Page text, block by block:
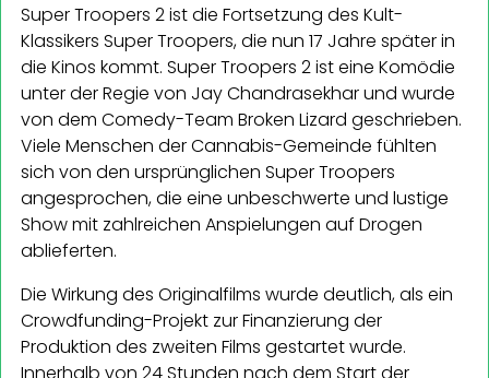
Super Troopers 2 ist die Fortsetzung des Kult-
Klassikers Super Troopers, die nun 17 Jahre später in
die Kinos kommt. Super Troopers 2 ist eine Komödie
unter der Regie von Jay Chandrasekhar und wurde
von dem Comedy-Team Broken Lizard geschrieben.
Viele Menschen der Cannabis-Gemeinde fühlten
sich von den ursprünglichen Super Troopers
angesprochen, die eine unbeschwerte und lustige
Show mit zahlreichen Anspielungen auf Drogen
ablieferten.
Die Wirkung des Originalfilms wurde deutlich, als ein
Crowdfunding-Projekt zur Finanzierung der
Produktion des zweiten Films gestartet wurde.
Innerhalb von 24 Stunden nach dem Start der